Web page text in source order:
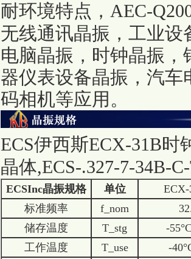
耐环境特点，AEC-
无线通讯晶振，工业
电脑晶振，时钟晶振
器仪表设备晶振，汽
码相机等应用。
ECS伊西斯ECX-31B时
晶体,ECS-.327-7-34B-
ECSInc晶振规格 单位
标准频率
f_nom
储存温度
T_stg
-
工作温度
T_use
-